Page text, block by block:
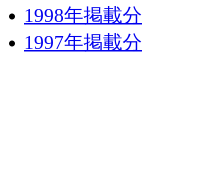
1998年掲載分
1997年掲載分